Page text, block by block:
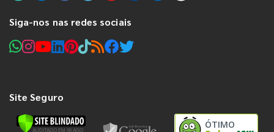
Siga-nos nas redes sociais
Site Seguro
ÓTIMO